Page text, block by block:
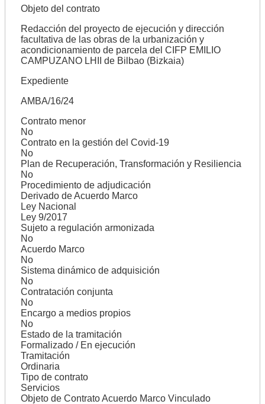
Objeto del contrato
Redacción del proyecto de ejecución y dirección
facultativa de las obras de la urbanización y
acondicionamiento de parcela del CIFP EMILIO
CAMPUZANO LHII de Bilbao (Bizkaia)
Expediente
AMBA/16/24
Contrato menor
No
Contrato en la gestión del Covid-19
No
Plan de Recuperación, Transformación y Resiliencia
No
Procedimiento de adjudicación
Derivado de Acuerdo Marco
Ley Nacional
Ley 9/2017
Sujeto a regulación armonizada
No
Acuerdo Marco
No
Sistema dinámico de adquisición
No
Contratación conjunta
No
Encargo a medios propios
No
Estado de la tramitación
Formalizado / En ejecución
Tramitación
Ordinaria
Tipo de contrato
Servicios
Objeto de Contrato Acuerdo Marco Vinculado